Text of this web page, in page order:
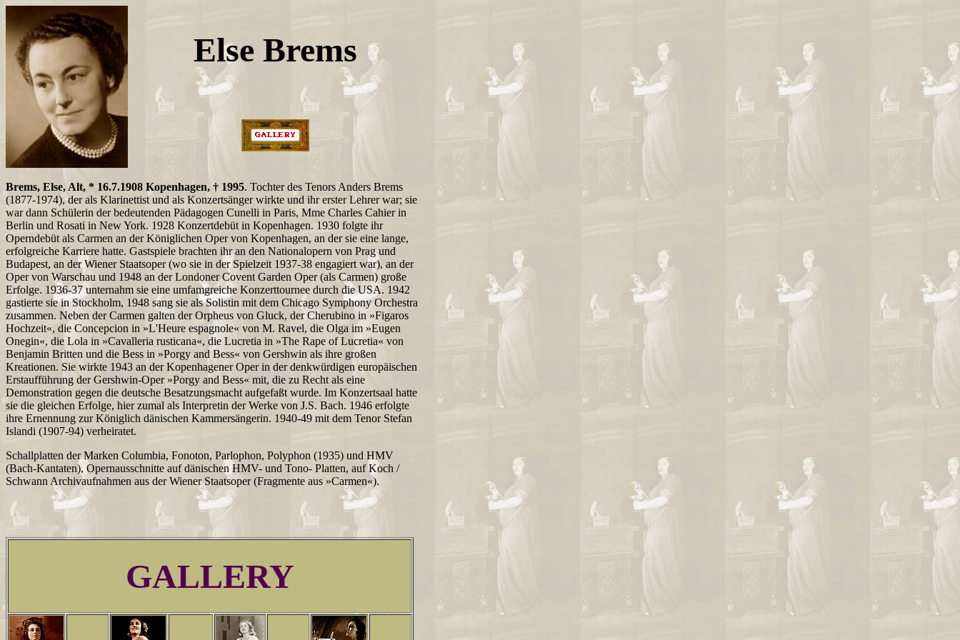
Else Brems
Brems, Else, Alt, * 16.7.1908 Kopenhagen, † 1995. Tochter des Tenors Anders Brems
(1877-1974), der als Klarinettist und als Konzertsänger wirkte und ihr erster Lehrer war; sie
war dann Schülerin der bedeutenden Pädagogen Cunelli in Paris, Mme Charles Cahier in
Berlin und Rosati in New York. 1928 Konzertdebüt in Kopenhagen. 1930 folgte ihr
Operndebüt als Carmen an der Königlichen Oper von Kopenhagen, an der sie eine lange,
erfolgreiche Karriere hatte. Gastspiele brachten ihr an den Nationalopern von Prag und
Budapest, an der Wiener Staatsoper (wo sie in der Spielzeit 1937-38 engagiert war), an der
Oper von Warschau und 1948 an der Londoner Covent Garden Oper (als Carmen) große
Erfolge. 1936-37 unternahm sie eine umfamgreiche Konzerttournee durch die USA. 1942
gastierte sie in Stockholm, 1948 sang sie als Solistin mit dem Chicago Symphony Orchestra
zusammen. Neben der Carmen galten der Orpheus von Gluck, der Cherubino in »Figaros
Hochzeit«, die Concepcion in »L'Heure espagnole« von M. Ravel, die Olga im »Eugen
Onegin«, die Lola in »Cavalleria rusticana«, die Lucretia in »The Rape of Lucretia« von
Benjamin Britten und die Bess in »Porgy and Bess« von Gershwin als ihre großen
Kreationen. Sie wirkte 1943 an der Kopenhagener Oper in der denkwürdigen europäischen
Erstaufführung der Gershwin-Oper »Porgy and Bess« mit, die zu Recht als eine
Demonstration gegen die deutsche Besatzungsmacht aufgefaßt wurde. Im Konzertsaal hatte
sie die gleichen Erfolge, hier zumal als Interpretin der Werke von J.S. Bach. 1946 erfolgte
ihre Ernennung zur Königlich dänischen Kammersängerin. 1940-49 mit dem Tenor Stefan
Islandi (1907-94) verheiratet.
Schallplatten der Marken Columbia, Fonoton, Parlophon, Polyphon (1935) und HMV
(Bach-Kantaten), Opernausschnitte auf dänischen HMV- und Tono- Platten, auf Koch /
Schwann Archivaufnahmen aus der Wiener Staatsoper (Fragmente aus »Carmen«).
GALLERY